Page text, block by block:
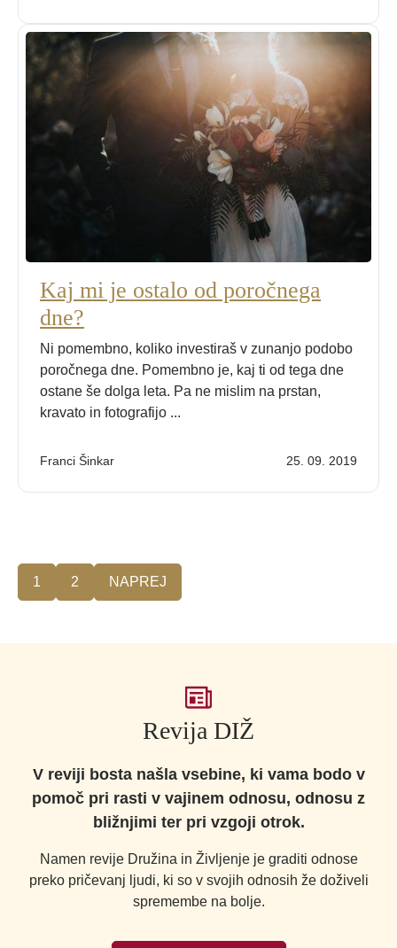
Kaj mi je ostalo od poročnega
dne?
Ni pomembno, koliko investiraš v zunanjo podobo
poročnega dne. Pomembno je, kaj ti od tega dne
ostane še dolga leta. Pa ne mislim na prstan,
kravato in fotografijo ...
Franci Šinkar 25. 09. 2019
1 2 NAPREJ
Revija DIŽ
V reviji bosta našla vsebine, ki vama bodo v
pomoč pri rasti v vajinem odnosu, odnosu z
bližnjimi ter pri vzgoji otrok.
Namen revije Družina in Življenje je graditi odnose
preko pričevanj ljudi, ki so v svojih odnosih že doživeli
spremembe na bolje.